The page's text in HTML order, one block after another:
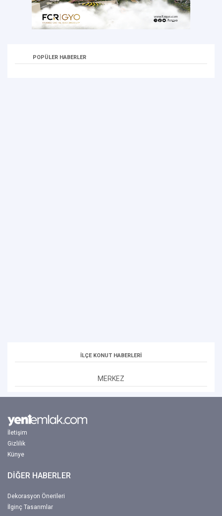
POPÜLER HABERLER
İLÇE KONUT HABERLERİ
MERKEZ
İletişim
Gizlilik
Künye
DİĞER HABERLER
Dekorasyon Önerileri
İlginç Tasarımlar